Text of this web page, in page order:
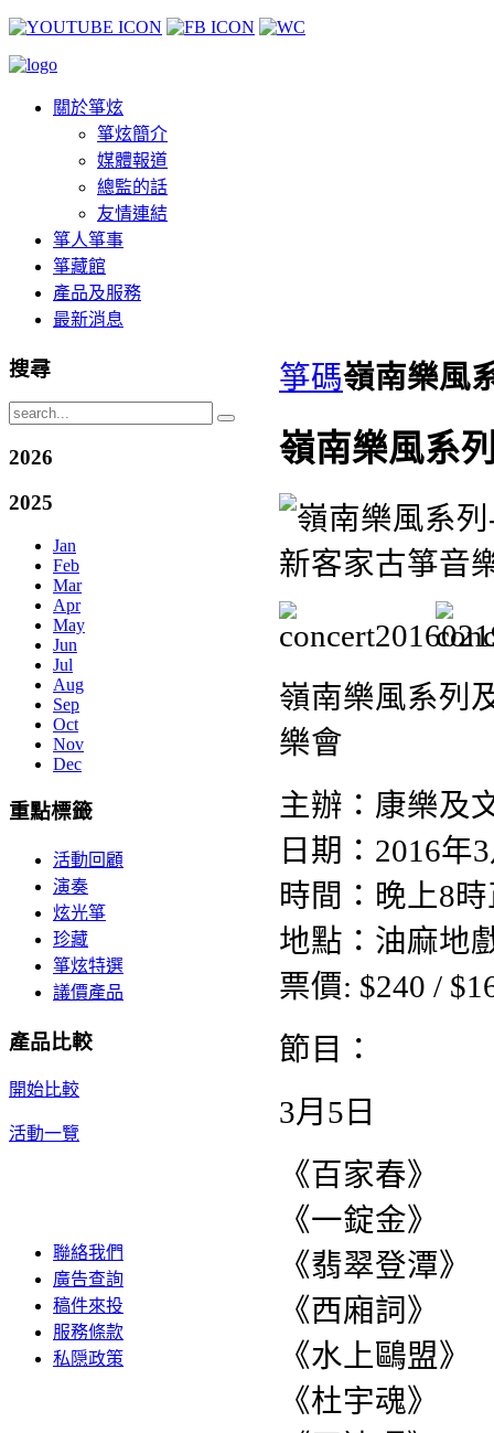
關於箏炫
箏炫簡介
媒體報道
總監的話
友情連結
箏人箏事
箏藏館
產品及服務
最新消息
箏碼嶺南樂風
嶺南樂風系
嶺南樂風系列
樂會
主辦：康樂及
日期：2016年
時間：晚上8
地點：油麻地
票價: $240 /
節目：
3月5日
《百家春》
《一錠金》
《翡翠登潭》
《西廂詞》
《水上鷗盟》
《杜宇魂》
搜尋
2026
2025
Jan
Feb
Mar
Apr
May
Jun
Jul
Aug
Sep
Oct
Nov
Dec
重點標籤
活動回顧
演奏
炫光箏
珍藏
箏炫特選
議價產品
產品比較
開始比較
活動一覽
聯絡我們
廣告查詢
稿件來投
服務條款
私隠政策